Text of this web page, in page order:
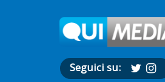
Seguici su: